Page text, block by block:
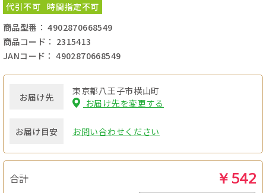
代引不可 時間指定不可
商品型番： 4902870668549
商品コード： 2315413
JANコード： 4902870668549
お届け先
東京都八王子市横山町
お届け先を変更する
お届け目安 お問い合わせください
合計 ￥542